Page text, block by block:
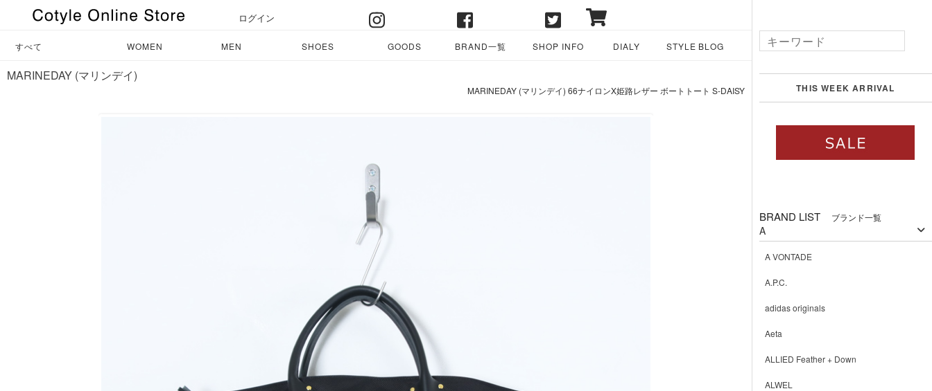
ログイン
すべて WOMEN MEN SHOES GOODS BRAND一覧 SHOP INFO DIALY STYLE BLOG
MARINEDAY (マリンデイ)
MARINEDAY (マリンデイ) 66ナイロンX姫路レザー ボートトート S-DAISY THIS WEEK ARRIVAL
BRAND LIST ブランド一覧
A
A VONTADE
A.P.C.
adidas originals
Aeta
ALLIED Feather + Down
ALWEL